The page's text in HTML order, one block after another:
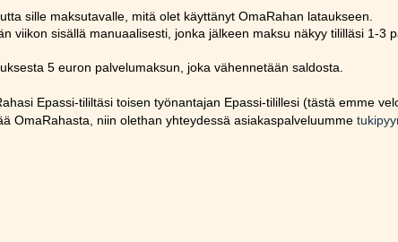
sille maksutavalle, mitä olet käyttänyt OmaRahan lataukseen.
viikon sisällä manuaalisesti, jonka jälkeen maksu näkyy tililläsi 1-3
5 euron palvelumaksun, joka vähennetään saldosta.
Epassi-tililtäsi toisen työnantajan Epassi-tilillesi (tästä emme
OmaRahasta, niin olethan yhteydessä asiakaspalveluumme